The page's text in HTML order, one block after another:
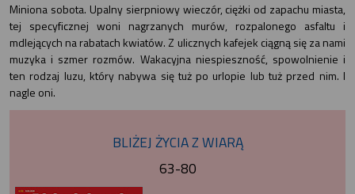
Miniona sobota. Upalny sierpniowy wieczór, ciężki od zapachu miasta,
tej specyficznej woni nagrzanych murów, rozpalonego asfaltu i
mdlejących na rabatach kwiatów. Z ulicznych kafejek ciągną się za nami
muzyka i szmer rozmów. Wakacyjna niespieszność, spowolnienie i
ten rodzaj luzu, który nabywa się tuż po urlopie lub tuż przed nim. I
nagle oni.
BLIŻEJ ŻYCIA Z WIARĄ
63-80